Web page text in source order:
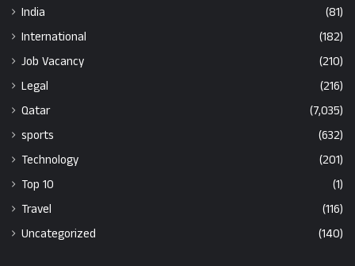
India
(81)
International
(182)
Job Vacancy
(210)
Legal
(216)
Qatar
(7,035)
sports
(632)
Technology
(201)
Top 10
(1)
Travel
(116)
Uncategorized
(140)